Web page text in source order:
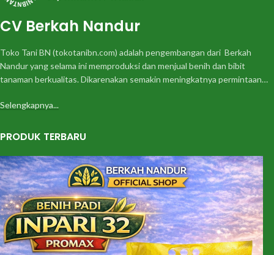
CV Berkah Nandur
Toko Tani BN (tokotanibn.com) adalah pengembangan dari Berkah
Nandur yang selama ini memproduksi dan menjual benih dan bibit
tanaman berkualitas. Dikarenakan semakin meningkatnya permintaan…
Selengkapnya...
PRODUK TERBARU